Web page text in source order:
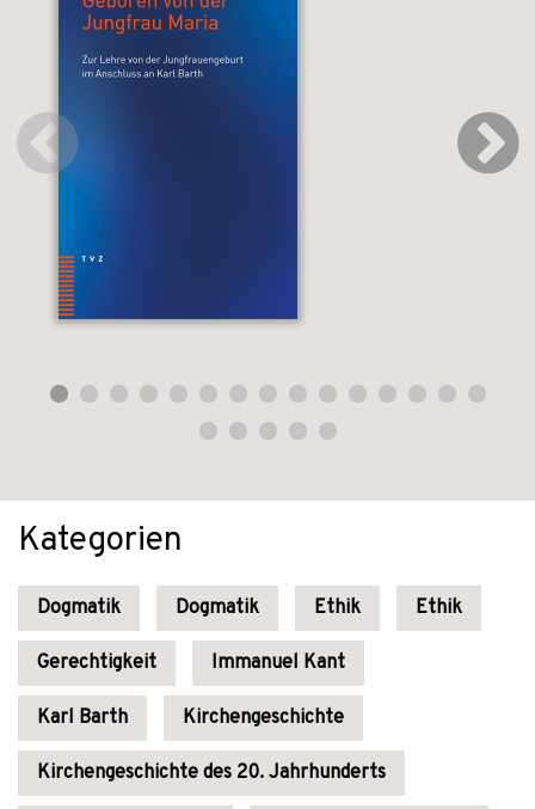
Kategorien
Dogmatik Dogmatik Ethik Ethik
Gerechtigkeit Immanuel Kant
Karl Barth Kirchengeschichte
Kirchengeschichte des 20. Jahrhunderts